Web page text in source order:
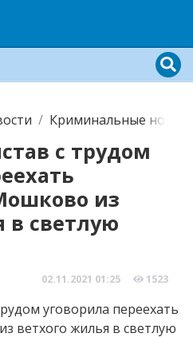
Криминальные
с трудом
из
в светлую
02.11.2021 01:25 1523